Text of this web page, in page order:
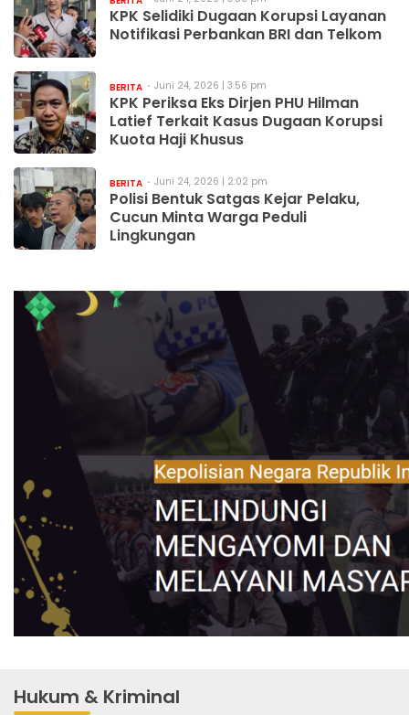
KPK Selidiki Dugaan Korupsi Layanan
Notifikasi Perbankan BRI dan Telkom
BERITA Juni 24, 2026 | 3:56 pm
KPK Periksa Eks Dirjen PHU Hilman
Latief Terkait Kasus Dugaan Korupsi
Kuota Haji Khusus
BERITA Juni 24, 2026 | 2:02 pm
Polisi Bentuk Satgas Kejar Pelaku,
Cucun Minta Warga Peduli
Lingkungan
Hukum & Kriminal